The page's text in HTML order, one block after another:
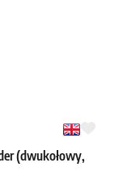
(dwukołowy,